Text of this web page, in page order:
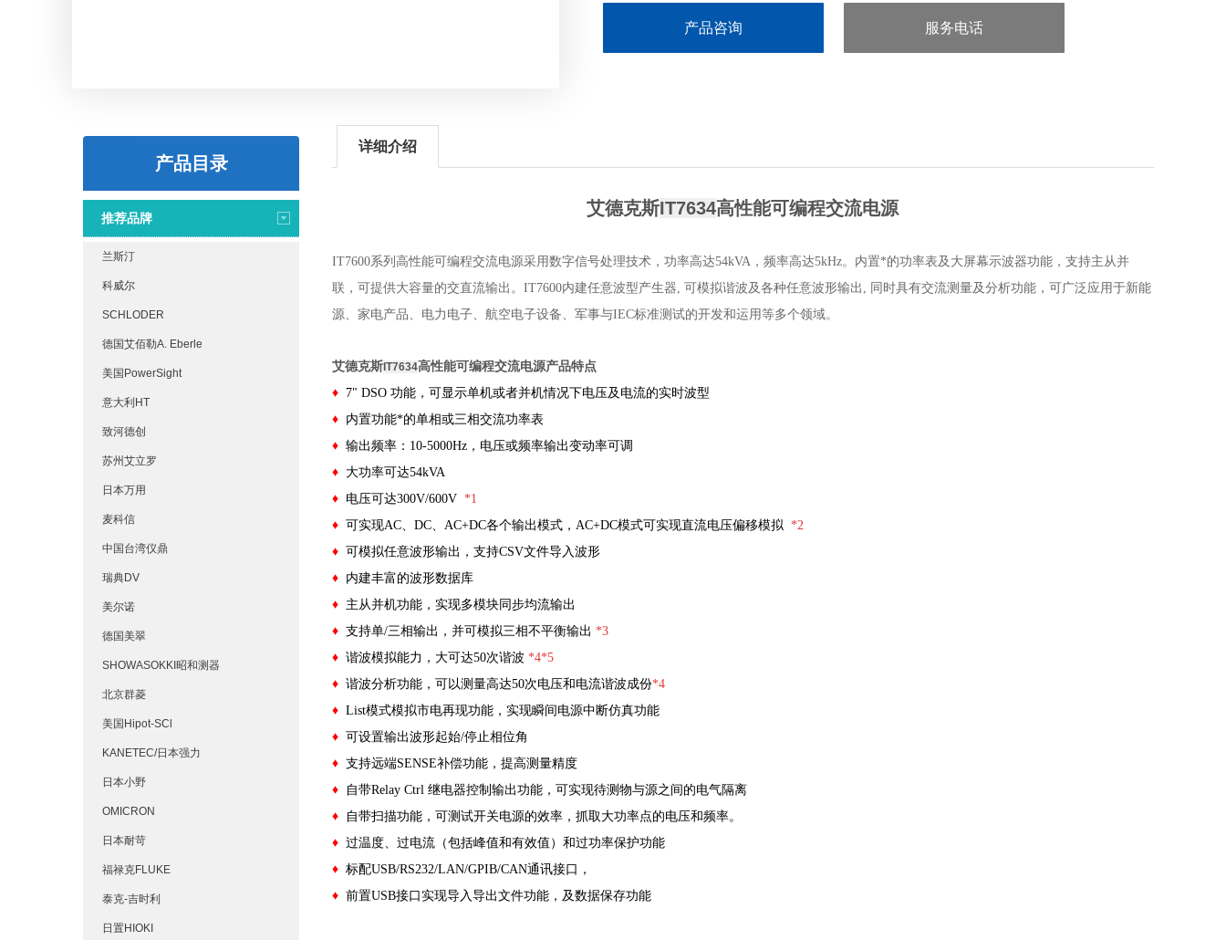
产品咨询 服务电话
产品目录
推荐品牌
兰斯汀
科威尔
SCHLODER
德国艾佰勒A. Eberle
美国PowerSight
意大利HT
致河德创
苏州艾立罗
日本万用
麦科信
中国台湾仪鼎
瑞典DV
美尔诺
德国美翠
SHOWASOKKI昭和测器
北京群菱
美国Hipot-SCl
KANETEC/日本强力
日本小野
OMICRON
日本耐苛
福禄克FLUKE
泰克-吉时利
日置HIOKI
详细介绍
艾德克斯IT7634高性能可编程交流电源
IT7600系列高性能可编程交流电源采用数字信号处理技术，功率高达54kVA，频率高达5kHz。内置*的功率表及大屏幕示波器功能，支持主从并
联，可提供大容量的交直流输出。 IT7600内建任意波型产生器, 可模拟谐波及各种任意波形输出 , 同时具有交流测量及分析功能，可广泛应用于新能
源、家电产品、电力电子、航空电子设备、军事与IEC标准测试的开发和运用等多个领域。
艾德克斯IT7634高性能可编程交流电源产品特点
♦ 7" DSO 功能，可显示单机或者并机情况下电压及电流的实时波型
♦
内置功能*的单相或三相交流功率表
♦ 输出频率：10-5000Hz，电压或频率输出变动率可调
♦
大功率可达54kVA
♦
电压可达300V/600V *1
♦ 可实现AC、DC、AC+DC各个输出模式，AC+DC模式可实现直流电压偏移模拟 *2
♦ 可模拟任意波形输出，支持CSV文件导入波形
♦
内建丰富的波形数据库
♦
主从并机功能，实现多模块同步均流输出
♦ 支持单/三相输出，并可模拟三相不平衡输出 *3
♦ 谐波模拟能力，大可达50次谐波 *4*5
♦ 谐波分析功能，可以测量高达50次电压和电流谐波成份*4
♦ List模式模拟市电再现功能，实现瞬间电源中断仿真功能
♦ 可设置输出波形起始/停止相位角
♦ 支持远端SENSE补偿功能，提高测量精度
♦
自带Relay Ctrl 继电器控制输出功能，可实现待测物与源之间的电气隔离
♦
自带扫描功能，可测试开关电源的效率，抓取大功率点的电压和频率。
♦ 过温度、过电流（包括峰值和有效值）和过功率保护功能
♦ 标配USB/RS232/LAN/GPIB/CAN通讯接口，
♦ 前置USB接口实现导入导出文件功能，及数据保存功能